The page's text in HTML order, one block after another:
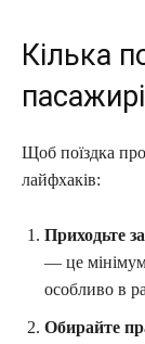
Кілька
Щоб поїздка
лайфхаків:
Приходьте
— це
особливо в
Обирайте